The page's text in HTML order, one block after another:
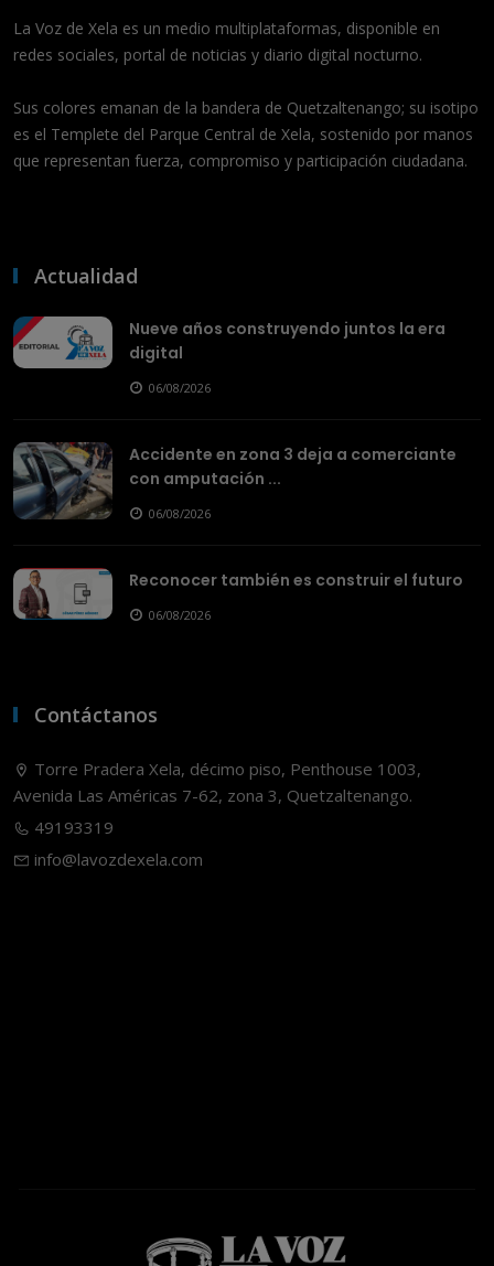
La Voz de Xela es un medio multiplataformas, disponible en
redes sociales, portal de noticias y diario digital nocturno.
Sus colores emanan de la bandera de Quetzaltenango; su isotipo
es el Templete del Parque Central de Xela, sostenido por manos
que representan fuerza, compromiso y participación ciudadana.
Actualidad
Nueve años construyendo juntos la era
digital
06/08/2026
Accidente en zona 3 deja a comerciante
con amputación ...
06/08/2026
Reconocer también es construir el futuro
06/08/2026
Contáctanos
Torre Pradera Xela, décimo piso, Penthouse 1003,
Avenida Las Américas 7-62, zona 3, Quetzaltenango.
49193319
info@lavozdexela.com